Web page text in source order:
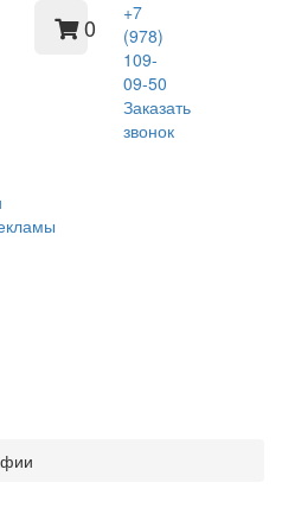
0
+7
(978)
109-
09-50
Заказать
звонок